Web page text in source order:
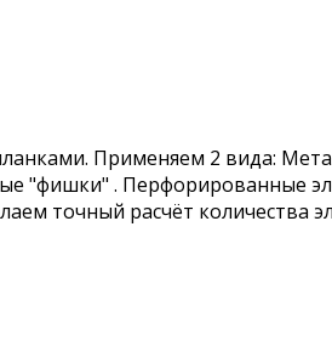
Применяем 2 вида:
"фишки" . Перфорированные
точный расчёт количества